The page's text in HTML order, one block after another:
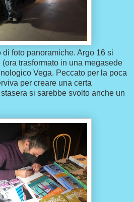
di foto panoramiche. Argo 16 si
trasformato in una megasede
Vega. Peccato per la poca
per creare una certa
si sarebbe svolto anche un